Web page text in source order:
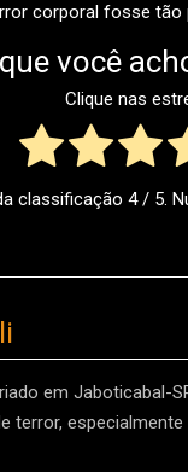
corporal fosse tão
você
Clique nas
classificação 4/ 5.
em Jaboticabal-
terror,